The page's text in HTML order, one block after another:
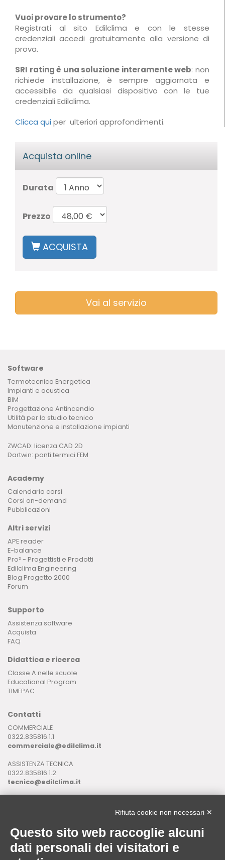
Vuoi provare lo strumento?
Registrati al sito Edilclima e con le stesse
credenziali accedi gratuitamente alla versione di
prova.
SRI rating è una soluzione interamente web: non
richiede installazione, è sempre aggiornata e
accessibile da qualsiasi dispositivo con le tue
credenziali Edilclima.
Clicca qui per ulteriori approfondimenti.
Acquista online
Durata
Prezzo
ACQUISTA
Vai al servizio
Software
Termotecnica Energetica
Impianti e acustica
BIM
Progettazione Antincendio
Utilità per lo studio tecnico
Manutenzione e installazione impianti
ZWCAD: licenza CAD 2D
Dartwin: ponti termici FEM
Academy
Calendario corsi
Corsi on-demand
Pubblicazioni
Altri servizi
APE reader
E-balance
Pro² - Progettisti e Prodotti
Edilclima Engineering
Blog Progetto 2000
Forum
Supporto
Assistenza software
Acquista
FAQ
Didattica e ricerca
Classe A nelle scuole
Educational Program
TIMEPAC
Contatti
COMMERCIALE
0322.835816.1.1
commerciale@edilclima.it
ASSISTENZA TECNICA
0322.835816.1.2
tecnico@edilclima.it
Download
Application Manager
Rifiuta cookie non necessari ✕
Questo sito web raccoglie alcuni
dati personali dei visitatori e